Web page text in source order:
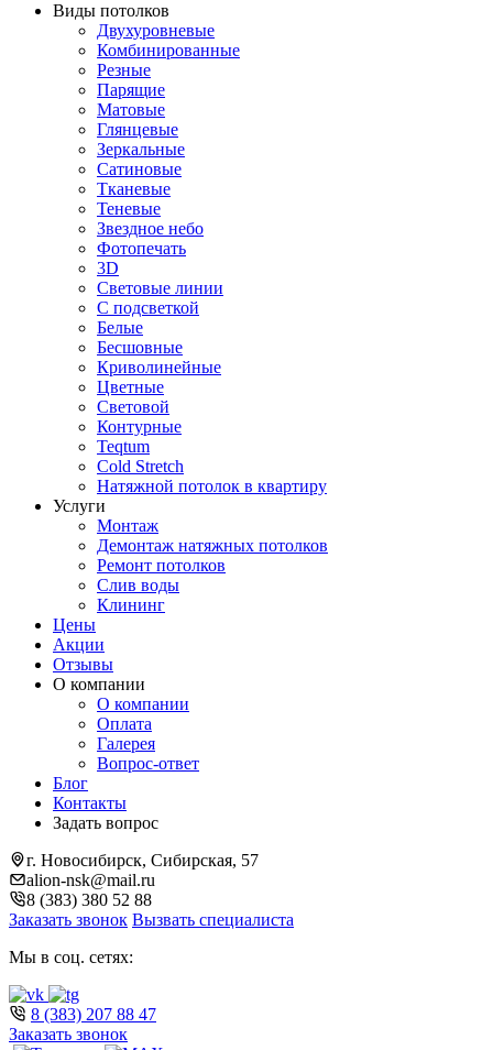
Виды потолков
Двухуровневые
Комбинированные
Резные
Парящие
Матовые
Глянцевые
Зеркальные
Сатиновые
Тканевые
Теневые
Звездное небо
Фотопечать
3D
Световые линии
С подсветкой
Белые
Бесшовные
Криволинейные
Цветные
Световой
Контурные
Teqtum
Cold Stretch
Натяжной потолок в квартиру
Услуги
Монтаж
Демонтаж натяжных потолков
Ремонт потолков
Слив воды
Клининг
Цены
Акции
Отзывы
О компании
О компании
Оплата
Галерея
Вопрос-ответ
Блог
Контакты
Задать вопрос
г. Новосибирск, Сибирская, 57
alion-nsk@mail.ru
8 (383) 380 52 88
Заказать звонок Вызвать специалиста
Мы в соц. сетях:
8 (383) 207 88 47
Заказать звонок